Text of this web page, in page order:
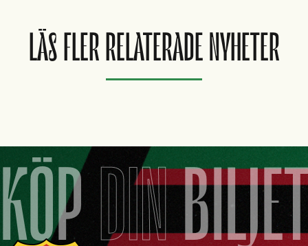
LÄS FLER RELATERADE NYHETER
KÖPDIN